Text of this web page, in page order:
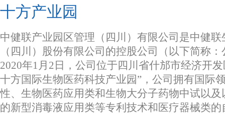
十方产业园
中健联产业园区管理（四川）有限公司是中健
（四川）股份有限公司的控股公司（以下简称
2020年1月2日，公司位于四川省什邡市经济开发
十方国际生物医药科技产业园”，公司拥有国际
性、生物医药应用类和生物大分子药物中试以
的新型消毒液应用类等专利技术和医疗器械类